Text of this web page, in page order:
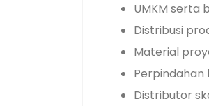
UMKM serta
Distribusi
Material
Distributor